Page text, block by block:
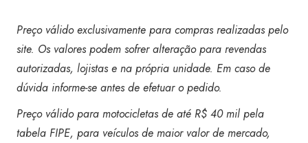
Preço válido exclusivamente para compras realizadas pelo
site. Os valores podem sofrer alteração para revendas
autorizadas, lojistas e na própria unidade. Em caso de
dúvida informe-se antes de efetuar o pedido.
Preço válido para motocicletas de até R$ 40 mil pela
tabela FIPE, para veículos de maior valor de mercado,